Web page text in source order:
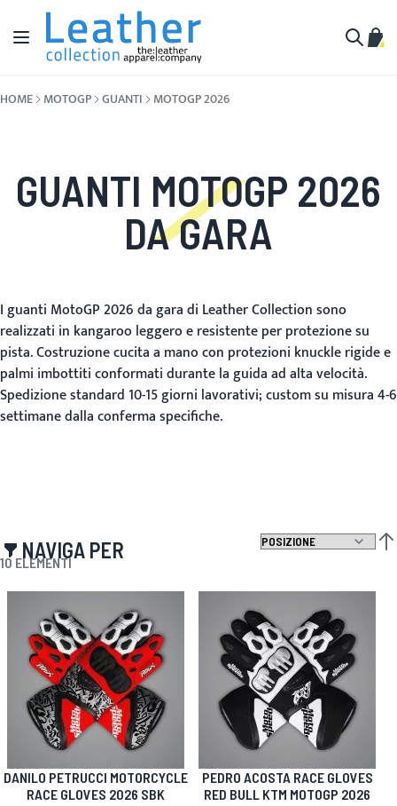
Salta al contenuto
Toggle Nav
HOME MOTOGP GUANTI MOTOGP 2026
GUANTI MOTOGP 2026
DA GARA
I guanti MotoGP 2026 da gara di Leather Collection sono
realizzati in kangaroo leggero e resistente per protezione su
pista. Costruzione cucita a mano con protezioni knuckle rigide e
palmi imbottiti conformati durante la guida ad alta velocità.
Spedizione standard 10-15 giorni lavorativi; custom su misura 4-6
settimane dalla conferma specifiche.
NAVIGA PER
10 ELEMENTI
DANILO PETRUCCI MOTORCYCLE
RACE GLOVES 2026 SBK
PEDRO ACOSTA RACE GLOVES
RED BULL KTM MOTOGP 2026